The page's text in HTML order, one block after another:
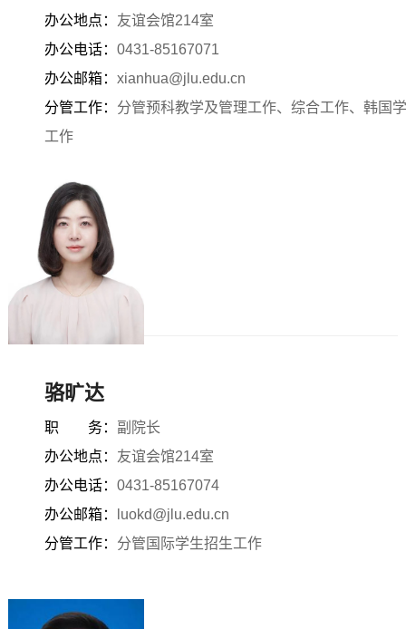
办公地点： 友谊会馆214室
办公电话： 0431-85167071
办公邮箱： xianhua@jlu.edu.cn
分管工作： 分管预科教学及管理工作、综合工作、韩国
工作
骆旷达
职 务： 副院长
办公地点： 友谊会馆214室
办公电话： 0431-85167074
办公邮箱：
luokd@jlu.edu.cn
分管工作： 分管国际学生招生工作